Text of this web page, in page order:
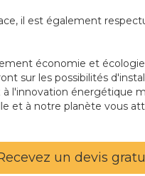
il est également
économie et
sur les possibilités
l'innovation énergétique
et à notre planète vous
un devis